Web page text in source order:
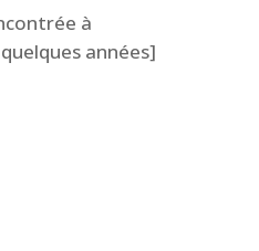
à
années]